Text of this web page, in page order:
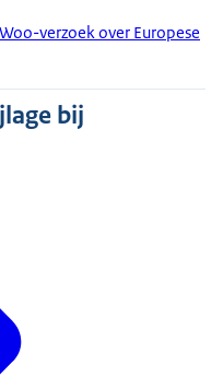
verzoek over Europese
bij